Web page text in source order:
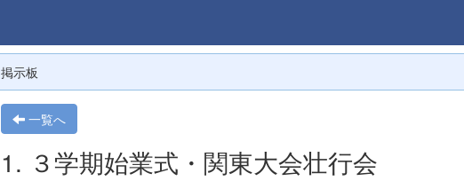
掲示板
一覧へ
1. ３学期始業式・関東大会壮行会